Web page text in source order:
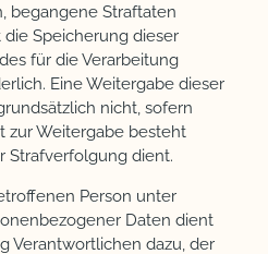
begangene Straftaten
Speicherung dieser
für die Verarbeitung
Eine Weitergabe dieser
nicht, sofern
zur Weitergabe besteht
Strafverfolgung dient.
Person unter
Daten dient
Verantwortlichen dazu, der